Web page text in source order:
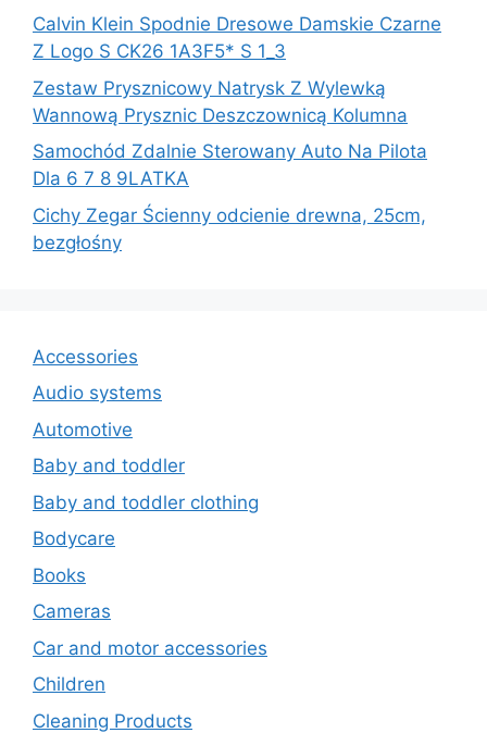
Calvin Klein Spodnie Dresowe Damskie Czarne
Z Logo S CK26 1A3F5* S 1_3
Zestaw Prysznicowy Natrysk Z Wylewką
Wannową Prysznic Deszczownicą Kolumna
Samochód Zdalnie Sterowany Auto Na Pilota
Dla 6 7 8 9LATKA
Cichy Zegar Ścienny odcienie drewna, 25cm,
bezgłośny
Accessories
Audio systems
Automotive
Baby and toddler
Baby and toddler clothing
Bodycare
Books
Cameras
Car and motor accessories
Children
Cleaning Products